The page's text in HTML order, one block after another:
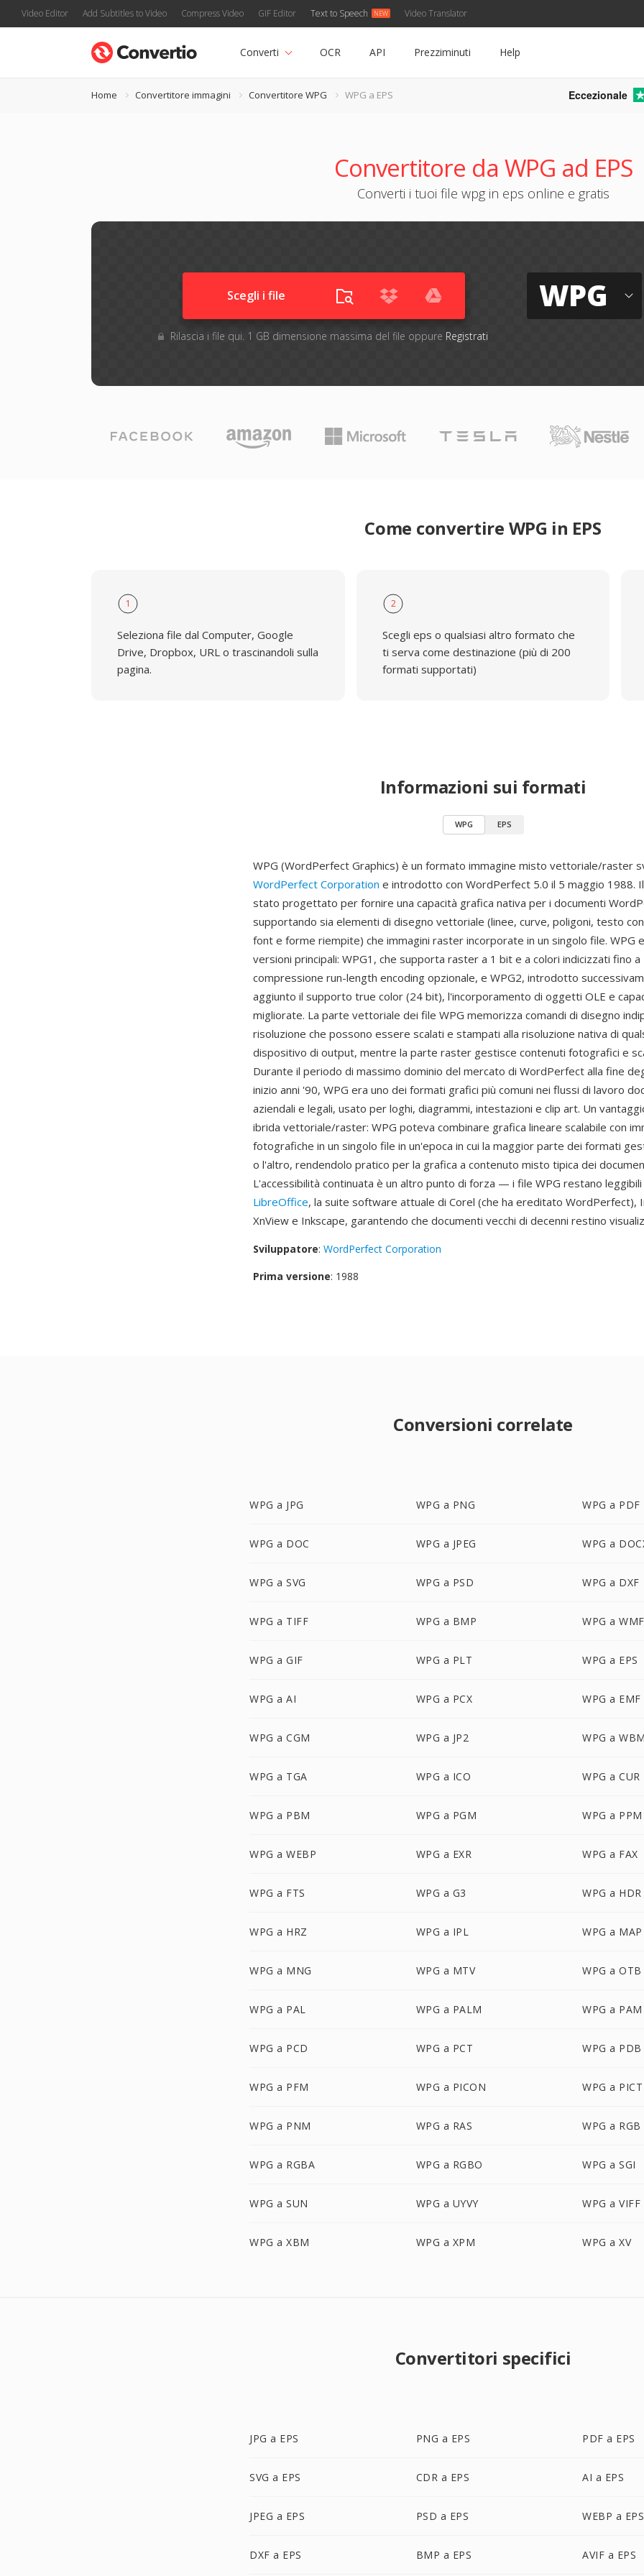
Video Editor Add Subtitles to Video Compress Video GIF Editor Text to Speech Video Translator
Converti OCR API Prezziminuti Help
Home Convertitore immagini Convertitore WPG WPG a EPS Eccezionale
Convertitore da WPG ad EPS
Converti i tuoi file wpg in eps online e gratis
Scegli i file
Rilascia i file qui. 1 GB dimensione massima del file oppure Registrati
WPG
Come convertire WPG in EPS
1
Seleziona file dal Computer, Google
Drive, Dropbox, URL o trascinandoli sulla
pagina.
2
Scegli eps o qualsiasi altro formato che
ti serva come destinazione (più di 200
formati supportati)
Informazioni sui formati
WPG EPS
WPG (WordPerfect Graphics) è un formato immagine misto vettoriale/raster
WordPerfect Corporation e introdotto con WordPerfect 5.0 il 5 maggio 1988.
stato progettato per fornire una capacità grafica nativa per i documenti
supportando sia elementi di disegno vettoriale (linee, curve, poligoni, testo
font e forme riempite) che immagini raster incorporate in un singolo file. WPG
versioni principali: WPG1, che supporta raster a 1 bit e a colori indicizzati fino
compressione run-length encoding opzionale, e WPG2, introdotto
aggiunto il supporto true color (24 bit), l'incorporamento di oggetti OLE e
migliorate. La parte vettoriale dei file WPG memorizza comandi di disegno
risoluzione che possono essere scalati e stampati alla risoluzione nativa di
dispositivo di output, mentre la parte raster gestisce contenuti fotografici e
Durante il periodo di massimo dominio del mercato di WordPerfect alla fine
inizio anni '90, WPG era uno dei formati grafici più comuni nei flussi di lavoro
aziendali e legali, usato per loghi, diagrammi, intestazioni e clip art. Un
ibrida vettoriale/raster: WPG poteva combinare grafica lineare scalabile con
fotografiche in un singolo file in un'epoca in cui la maggior parte dei formati
o l'altro, rendendolo pratico per la grafica a contenuto misto tipica dei
L'accessibilità continuata è un altro punto di forza — i file WPG restano leggibili
LibreOffice, la suite software attuale di Corel (che ha ereditato WordPerfect),
XnView e Inkscape, garantendo che documenti vecchi di decenni restino
Sviluppatore: WordPerfect Corporation
Prima versione: 1988
Conversioni correlate
WPG a JPG WPG a PNG WPG a PDF
WPG a DOC WPG a JPEG WPG a
WPG a SVG WPG a PSD WPG a DXF
WPG a TIFF WPG a BMP WPG a WMF
WPG a GIF WPG a PLT WPG a EPS
WPG a AI WPG a PCX WPG a EMF
WPG a CGM WPG a JP2 WPG a
WPG a TGA WPG a ICO WPG a CUR
WPG a PBM WPG a PGM WPG a PPM
WPG a WEBP WPG a EXR WPG a FAX
WPG a FTS WPG a G3 WPG a HDR
WPG a HRZ WPG a IPL WPG a MAP
WPG a MNG WPG a MTV WPG a OTB
WPG a PAL WPG a PALM WPG a PAM
WPG a PCD WPG a PCT WPG a PDB
WPG a PFM WPG a PICON WPG a PICT
WPG a PNM WPG a RAS WPG a RGB
WPG a RGBA WPG a RGBO WPG a SGI
WPG a SUN WPG a UYVY WPG a VIFF
WPG a XBM WPG a XPM WPG a XV
Convertitori specifici
JPG a EPS PNG a EPS PDF a EPS
SVG a EPS CDR a EPS AI a EPS
JPEG a EPS PSD a EPS WEBP a EPS
DXF a EPS BMP a EPS AVIF a EPS